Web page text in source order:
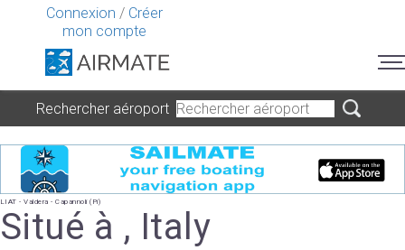
Connexion / Créer
mon compte
Rechercher aéroport
LIAT - Valdera - Capannoli (Pi)
Situé à , Italy